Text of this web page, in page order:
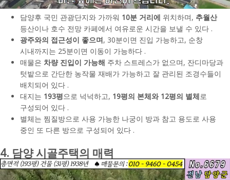
담양후 국민 관광단지와 가까워 10분 거리에 위치하며, 추월산
등산이나 호수 전망 카페에서 여유로운 시간을 보낼 수 있다 .
광주와의 접근성이 좋으며, 30분이면 진입 가능하고, 순창
시내까지는 25분이면 이동이 가능하다 .
매물은 차량 진입이 가능해 주차 스트레스가 없으며, 잔디마당과
텃밭으로 간단한 농작물 재배가 가능하고 잘 관리된 조경수들이
배치되어 있다 .
대지는 193평으로 넉넉하고, 19평의 본체와 12평의 별체로
구성되어 있다 .
별체는 찜질방으로 사용 가능한 나궁이 방과 참고 용도로 사용
중인 또 다른 방으로 구성되어 있다 .
4. 담양 시골주택의 매력